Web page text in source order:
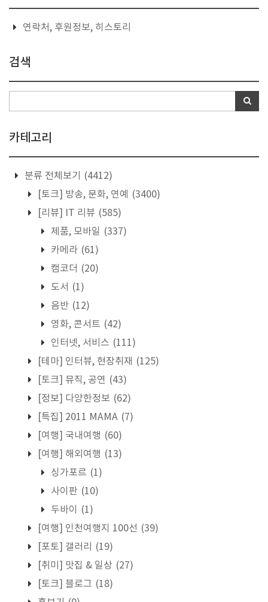
연락처, 후원정보, 히스토리
검색
카테고리
분류 전체보기
(4412)
[토크] 방송, 문화, 연예
(3400)
[리뷰] IT 리뷰 (585)
제품, 모바일 (337)
카메라 (61)
캠코더 (20)
도서 (1)
음반 (12)
영화, 콘서트 (42)
인터넷, 서비스 (111)
[테마] 인터뷰, 현장취재 (125)
[토크] 뮤직, 공연 (43)
[정보] 다양한정보 (62)
[특집] 2011 MAMA (7)
[여행] 국내여행 (60)
[여행] 해외여행 (13)
싱가포르 (1)
사이판 (10)
두바이
(1)
[여행] 인천여행지 100선 (39)
[포토] 갤러리
(19)
[취미] 맛집 & 일상 (27)
[토크] 블로그 (18)